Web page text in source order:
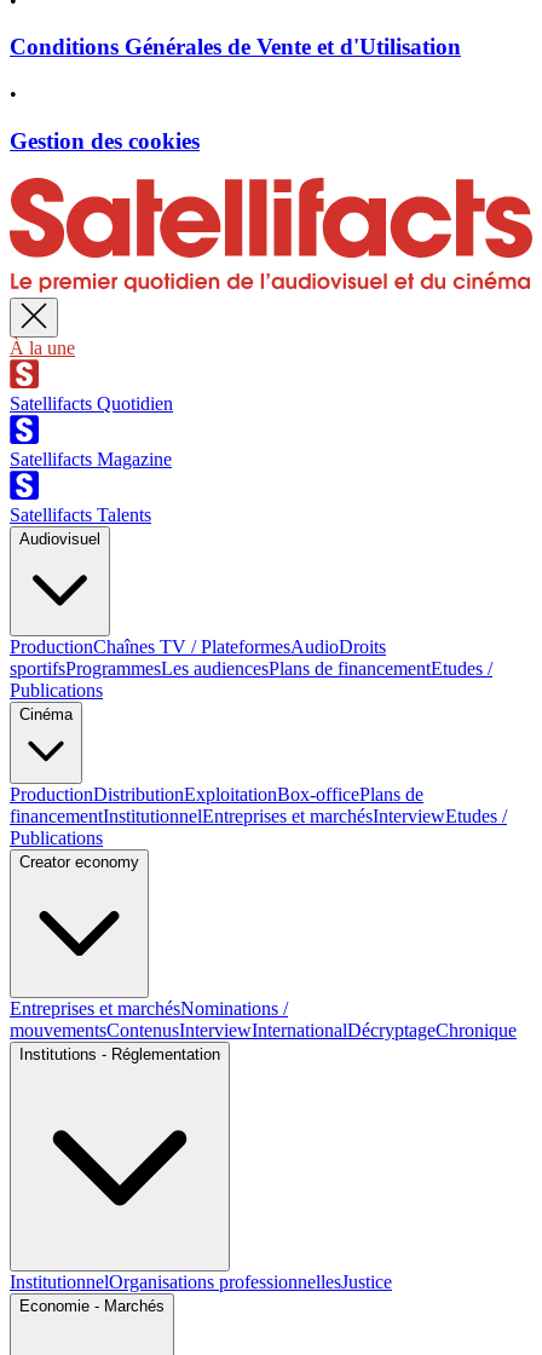
Conditions Générales de Vente et d'Utilisation
•
Gestion des cookies
À la une
Satellifacts Quotidien
Satellifacts Magazine
Satellifacts Talents
Audiovisuel
ProductionChaînes TV / PlateformesAudioDroits
sportifsProgrammesLes audiencesPlans de financementEtudes /
Publications
Cinéma
ProductionDistributionExploitationBox-officePlans de
financementInstitutionnelEntreprises et marchésInterviewEtudes /
Publications
Creator economy
Entreprises et marchésNominations /
mouvementsContenusInterviewInternationalDécryptageChronique
Institutions - Réglementation
InstitutionnelOrganisations professionnellesJustice
Economie - Marchés